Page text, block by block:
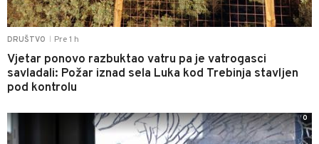
DRUŠTVO Pre 1 h
Vjetar ponovo razbuktao vatru pa je vatrogasci
savladali: Požar iznad sela Luka kod Trebinja stavljen
pod kontrolu
0